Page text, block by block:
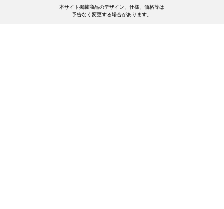
本サイト掲載商品のデザイン、仕様、価格等は
予告なく変更する場合があります。